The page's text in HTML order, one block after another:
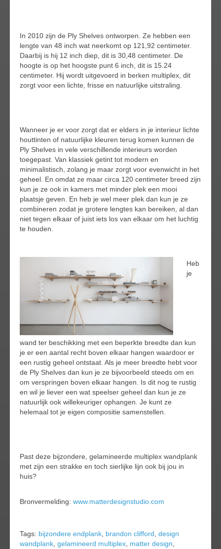
In 2010 zijn de Ply Shelves ontworpen. Ze hebben een
lengte van 48 inch wat neerkomt op 121,92 centimeter.
Daarbij is hij 12 inch diep, dit is 30,48 centimeter. De
hoogte is op het hoogste punt 6 inch, dit is 15.24
centimeter. Hij wordt uitgevoerd in berken multiplex, dit
zorgt voor een lichte, frisse en natuurlijke uitstraling.
Wanneer je er voor zorgt dat er elders in je interieur lichte
houttinten of natuurlijke kleuren terug komen kunnen de
Ply Shelves in vele verschillende interieurs worden
toegepast. Van klassiek getint tot modern en
minimalistisch, zolang je maar zorgt voor evenwicht in het
geheel. En omdat ze maar circa 120 centimeter breed zijn
kun je ze ook in kamers met minder plek een mooi
plaatsje geven. En heb je wel meer plek dan kun je ze
combineren zodat je grotere lengtes kan bereiken, al dan
niet tegen elkaar of juist iets los van elkaar om het luchtig
te houden.
Heb
je
wand ter beschikking met een beperkte breedte dan kun
je er een aantal recht boven elkaar hangen waardoor er
een rustig geheel ontstaat. Als je meer breedte hebt voor
de Ply Shelves dan kun je ze bijvoorbeeld steeds om en
om verspringen boven elkaar hangen. Is dit nog te rustig
en wil je liever een wat speelser geheel dan kun je ze
natuurlijk ook willekeuriger ophangen. Je kunt ze
helemaal tot je eigen compositie samenstellen.
Past deze bijzondere, gelamineerde multiplex wandplank
met zijn een strakke en toch sierlijke lijn ook bij jou in
huis?
Bronvermelding: www.matterdesignstudio.com
Tags: bijzondere endplank brandon clifford design
wandplank gelamineerd multiplex matter design